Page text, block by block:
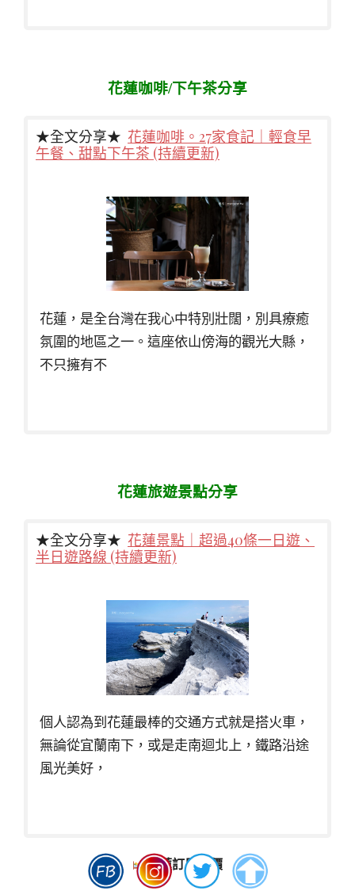
花蓮咖啡/下午茶分享
★全文分享★ 花蓮咖啡。27家食記｜輕食早
午餐、甜點下午茶 (持續更新)
花蓮，是全台灣在我心中特別壯闊，別具療癒
氛圍的地區之一。這座依山傍海的觀光大縣，
不只擁有不
花蓮旅遊景點分享
★全文分享★ 花蓮景點｜超過40條一日遊、
半日遊路線 (持續更新)
個人認為到花蓮最棒的交通方式就是搭火車，
無論從宜蘭南下，或是走南迴北上，鐵路沿途
風光美好，
花蓮訂房比價